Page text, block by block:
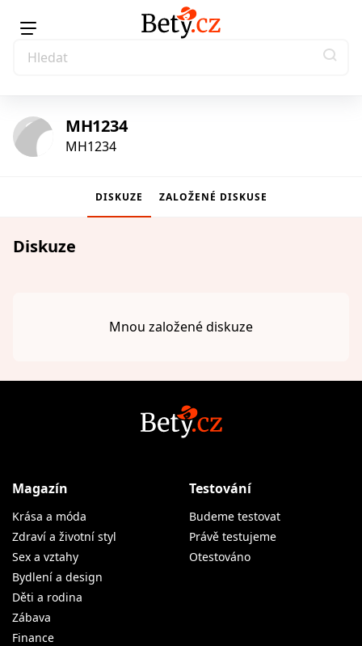
MH1234
MH1234
DISKUZE ZALOŽENÉ DISKUSE
Diskuze
Mnou založené diskuze
Magazín
Krása a móda
Zdraví a životní styl
Sex a vztahy
Bydlení a design
Děti a rodina
Zábava
Finance
Testování
Budeme testovat
Právě testujeme
Otestováno